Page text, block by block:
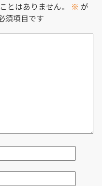
とはありません。 ※ が
須項目です